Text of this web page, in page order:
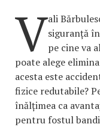
Vali
siguranță
pe cine va
poate alege
acesta este
fizice redutabile?
înălțimea ca
pentru fostul